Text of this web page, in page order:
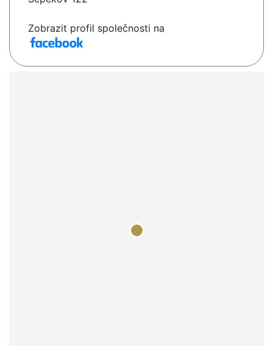
Zobrazit profil společnosti na